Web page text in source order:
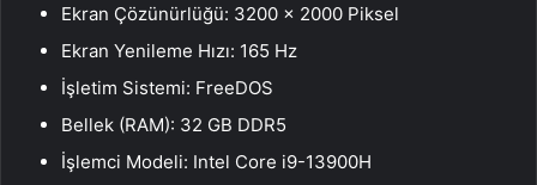
Ekran Çözünürlüğü: 3200 x 2000 Piksel
Ekran Yenileme Hızı: 165 Hz
İşletim Sistemi: FreeDOS
Bellek (RAM): 32 GB DDR5
İşlemci Modeli: Intel Core i9-13900H